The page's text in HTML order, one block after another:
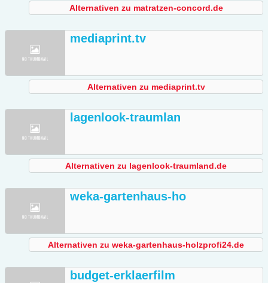
Alternativen zu matratzen-concord.de
mediaprint.tv
Alternativen zu mediaprint.tv
lagenlook-traumlan
Alternativen zu lagenlook-traumland.de
weka-gartenhaus-ho
Alternativen zu weka-gartenhaus-holzprofi24.de
budget-erklaerfilm